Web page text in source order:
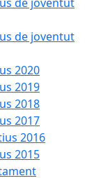
de joventut
2020
2019
2018
2017
2016
2015